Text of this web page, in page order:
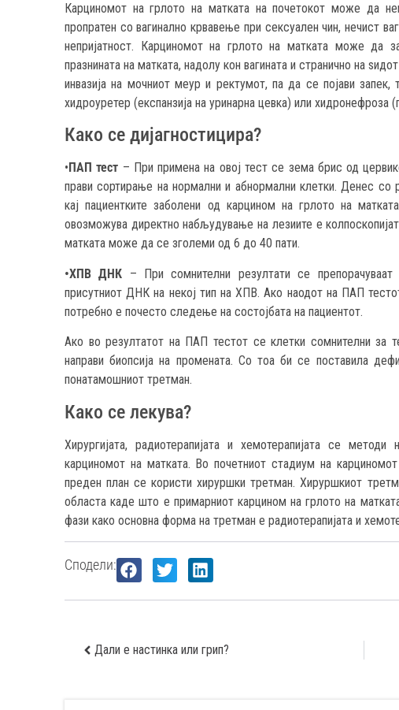
Карциномот на грлото на матката на почетокот може да
пропратен со вагинално крвавење при сексуален чин, нечист
непријатност. Карциномот на грлото на матката може да
празнината на матката, надолу кон вагината и странично на
инвазија на мочниот меур и ректумот, па да се појави
хидроуретер (експанзија на уринарна цевка) или хидронефроза
Како се дијагностицира?
• ПАП тест – При примена на овој тест се зема брис од
прави сортирање на нормални и абнормални клетки. Денес со
кај пациентките заболени од карцином на грлото на
овозможува директно набљудување на лезиите е
матката може да се зголеми од 6 до 40 пати.
•ХПВ ДНК – При сомнителни резултати се
присутниот ДНК на некој тип на ХПВ. Ако наодот на ПАП
потребно е почесто следење на состојбата на пациентот.
Ако во резултатот на ПАП тестот се клетки сомнителни за
направи биопсија на промената. Со тоа би се поставила
понатамошниот третман.
Како се лекува?
Хирургијата, радиотерапијата и хемотерапијата се
карциномот на матката. Во почетниот стадиум на
преден план се користи хируршки третман. Хируршкиот
областа каде што е примарниот карцином на грлото на
фази како основна форма на третман е радиотерапијата и
Сподели:
Дали е настинка или грип?